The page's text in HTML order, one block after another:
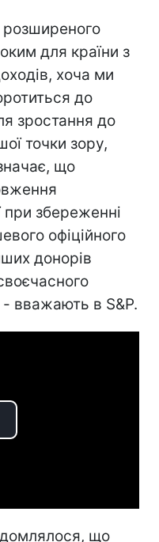
розширеного
для країни з
хоча ми
до
зростання до
точки зору,
що
при збереженні
офіційного
донорів
- вважають в S&P.
що